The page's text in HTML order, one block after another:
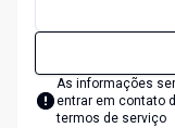
As informações
entrar em contato
termos de serviço